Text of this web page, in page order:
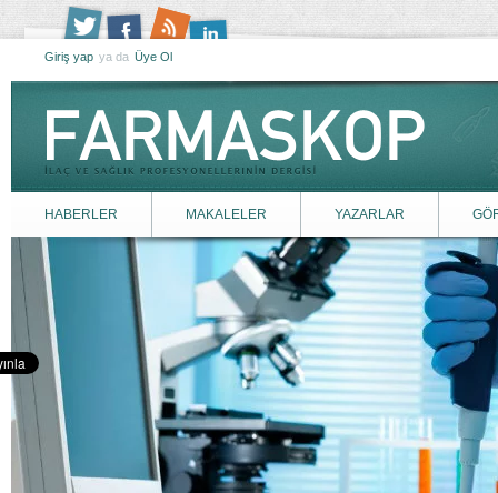
Giriş yap ya da Üye Ol
HABERLER MAKALELER YAZARLAR